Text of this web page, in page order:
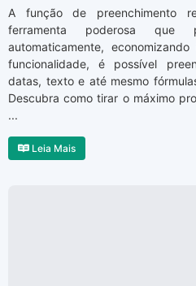
A função de preenchimento
ferramenta poderosa que
automaticamente,
funcionalidade, é possível
datas, texto e até mesmo
Descubra como tirar o máximo
...
Leia Mais